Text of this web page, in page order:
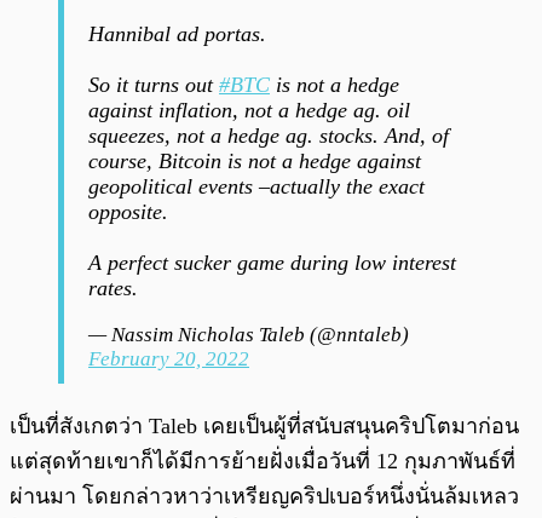
Hannibal ad portas.
So it turns out #BTC is not a hedge
against inflation, not a hedge ag. oil
squeezes, not a hedge ag. stocks. And, of
course, Bitcoin is not a hedge against
geopolitical events –actually the exact
opposite.
A perfect sucker game during low interest
rates.
— Nassim Nicholas Taleb (@nntaleb)
February 20, 2022
เป็นที่สังเกตว่า Taleb เคยเป็นผู้ที่สนับสนุนคริปโตมาก่อน
แต่สุดท้ายเขาก็ได้มีการย้ายฝั่งเมื่อวันที่ 12 กุมภาพันธ์ที่
ผ่านมา โดยกล่าวหาว่าเหรียญคริปเบอร์หนึ่งนั่นล้มเหลว